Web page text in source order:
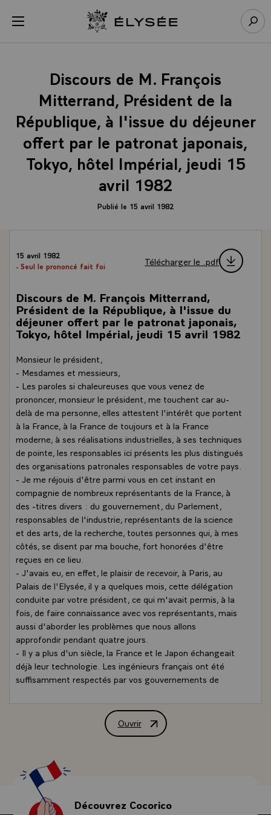
menu Retour à l’accueil Élysée
Discours de M. François
Mitterrand, Président de la
République, à l'issue du déjeuner
offert par le patronat japonais,
Tokyo, hôtel Impérial, jeudi 15
avril 1982
Publié le 15 avril 1982
15 avril 1982
- Seul le prononcé fait foi
Télécharger le .pdf
Discours de M. François Mitterrand,
Président de la République, à l'issue du
déjeuner offert par le patronat japonais,
Tokyo, hôtel Impérial, jeudi 15 avril 1982
Monsieur le président,
- Mesdames et messieurs,
- Les paroles si chaleureuses que vous venez de
prononcer, monsieur le président, me touchent car au-
delà de ma personne, elles attestent l'intérêt que portent
à la France, à la France de toujours et à la France
moderne, à ses réalisations industrielles, à ses techniques
de pointe, les responsables ici présents les plus distingués
des organisations patronales responsables de votre pays.
- Je me réjouis d'être parmi vous en cet instant en
compagnie de nombreux représentants de la France, à
des -titres divers : du gouvernement, du Parlement,
responsables de l'industrie, représentants de la science
et des arts, de la recherche, toutes personnes qui, à mes
côtés, se disent par ma bouche, fort honorées d'être
reçues en ce lieu.
- J'avais eu, en effet, le plaisir de recevoir, à Paris, au
Palais de l'Elysée, il y a quelques mois, cette délégation
conduite par votre président, ce qui m'avait permis, à la
fois, de faire connaissance avec vos représentants, mais
aussi d'aborder les problèmes que nous allons
approfondir pendant quatre jours.
- Il y a plus d'un siècle, la France et le Japon échangeait
déjà leur technologie. Les ingénieurs français ont été
suffisamment respectés par vos gouvernements de
ou les bâtisseurs de vos premières filatures, de vos
premiers arsenaux et, bien plus tard, de vos débuts
- Quand le Japon a voulu sortir de ses frontières en
participant à une manifestation internationale, c'est à
l'exposition universelle de Paris, en 1867, qu'il a présenté
pour la première fois les produits de son artisanat... Déjà
à la conquête du marché français.
Ouvrir
Discours de M. François Mitterrand,
Découvrez Cocorico
Panneau de gestion des cookies